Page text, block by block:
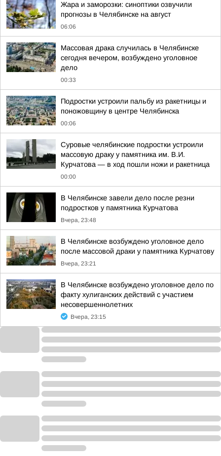
Жара и заморозки: синоптики озвучили
прогнозы в Челябинске на август
06:06
Массовая драка случилась в Челябинске
сегодня вечером, возбуждено уголовное
дело
00:33
Подростки устроили пальбу из ракетницы и
поножовщину в центре Челябинска
00:06
Суровые челябинские подростки устроили
массовую драку у памятника им. В.И.
Курчатова — в ход пошли ножи и ракетница
00:00
В Челябинске завели дело после резни
подростков у памятника Курчатова
Вчера, 23:48
В Челябинске возбуждено уголовное дело
после массовой драки у памятника Курчатову
Вчера, 23:21
В Челябинске возбуждено уголовное дело по
факту хулиганских действий с участием
несовершеннолетних
Вчера, 23:15